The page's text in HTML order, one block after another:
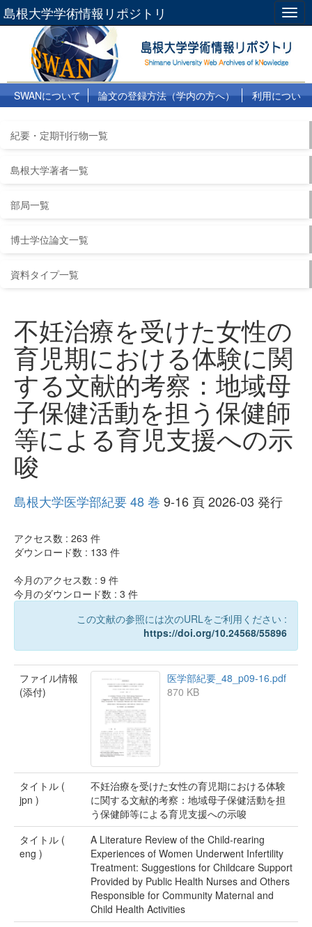
島根大学学術情報リポジトリ
SWANについて 論文の登録方法（学内の方へ）
利用につい
紀要・定期刊行物一覧
島根大学著者一覧
部局一覧
博士学位論文一覧
資料タイプ一覧
不妊治療を受けた女性の
育児期における体験に関
する文献的考察：地域母
子保健活動を担う保健師
等による育児支援への示
唆
島根大学医学部紀要 48 巻 9-16 頁 2026-03 発行
アクセス数 : 263 件
ダウンロード数 : 133 件
今月のアクセス数 : 9 件
今月のダウンロード数 : 3 件
この文献の参照には次のURLをご利用ください :
https://doi.org/10.24568/55896
ファイル情報
(添付)
医学部紀要_48_p09-16.pdf
870 KB
タイトル (
jpn )
不妊治療を受けた女性の育児期における体験
に関する文献的考察：地域母子保健活動を担
う保健師等による育児支援への示唆
タイトル (
eng )
A Literature Review of the Child-rearing
Experiences of Women Underwent Infertility
Treatment: Suggestions for Childcare Support
Provided by Public Health Nurses and Others
Responsible for Community Maternal and
Child Health Activities